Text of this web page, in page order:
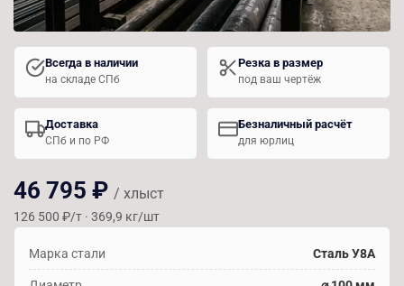
Всегда в наличии
на складе СПб
Резка в размер
под ваш чертёж
Доставка
СПб и по РФ
Безналичный расчёт
для юрлиц
46 795 ₽ / хлыст
126 500 ₽/т · 369,9 кг/шт
Марка стали Сталь У8А